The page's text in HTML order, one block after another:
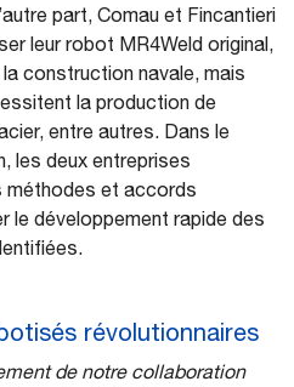
part, Comau et Fincantieri
leur robot MR4Weld original,
construction navale, mais
la production de
entre autres. Dans le
les deux entreprises
méthodes et accords
le développement rapide des
révolutionnaires
de notre collaboration